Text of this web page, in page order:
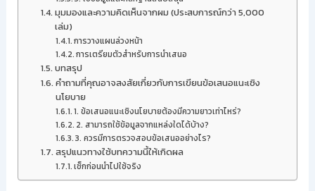
มุมมองและความคิดเห็นจากผม (ประสบการณ์กว่า 5,000
เล่ม)
การวางแผนล่วงหน้า
การเตรียมตัวสำหรับการนำเสนอ
บทสรุป
คำถามที่คุณอาจสงสัยเกี่ยวกับการเขียนข้อเสนอแนะเชิง
นโยบาย
1. ข้อเสนอแนะเชิงนโยบายต้องมีความยาวเท่าไหร่?
2. สามารถใช้ข้อมูลจากแหล่งใดได้บ้าง?
3. ควรมีการตรวจสอบข้อเสนออย่างไร?
สรุปแนวทางใช้บทความนี้ให้เกิดผล
เช็กก่อนนำไปใช้จริง